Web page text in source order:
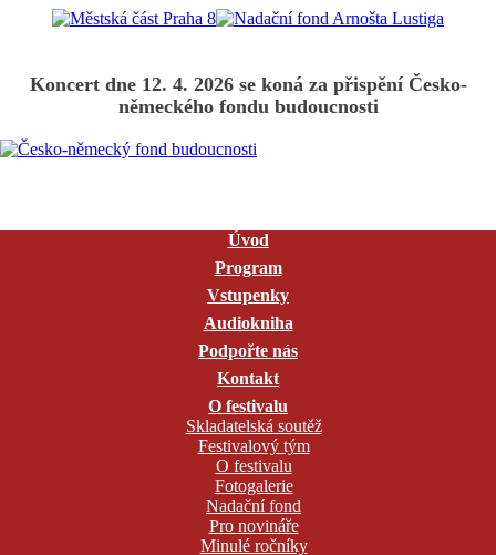
Koncert dne 12. 4. 2026 se koná za přispění Česko-
německého fondu budoucnosti
Úvod
Program
Vstupenky
Audiokniha
Podpořte nás
Kontakt
O festivalu
Skladatelská soutěž
Festivalový tým
O festivalu
Fotogalerie
Nadační fond
Pro novináře
Minulé ročníky